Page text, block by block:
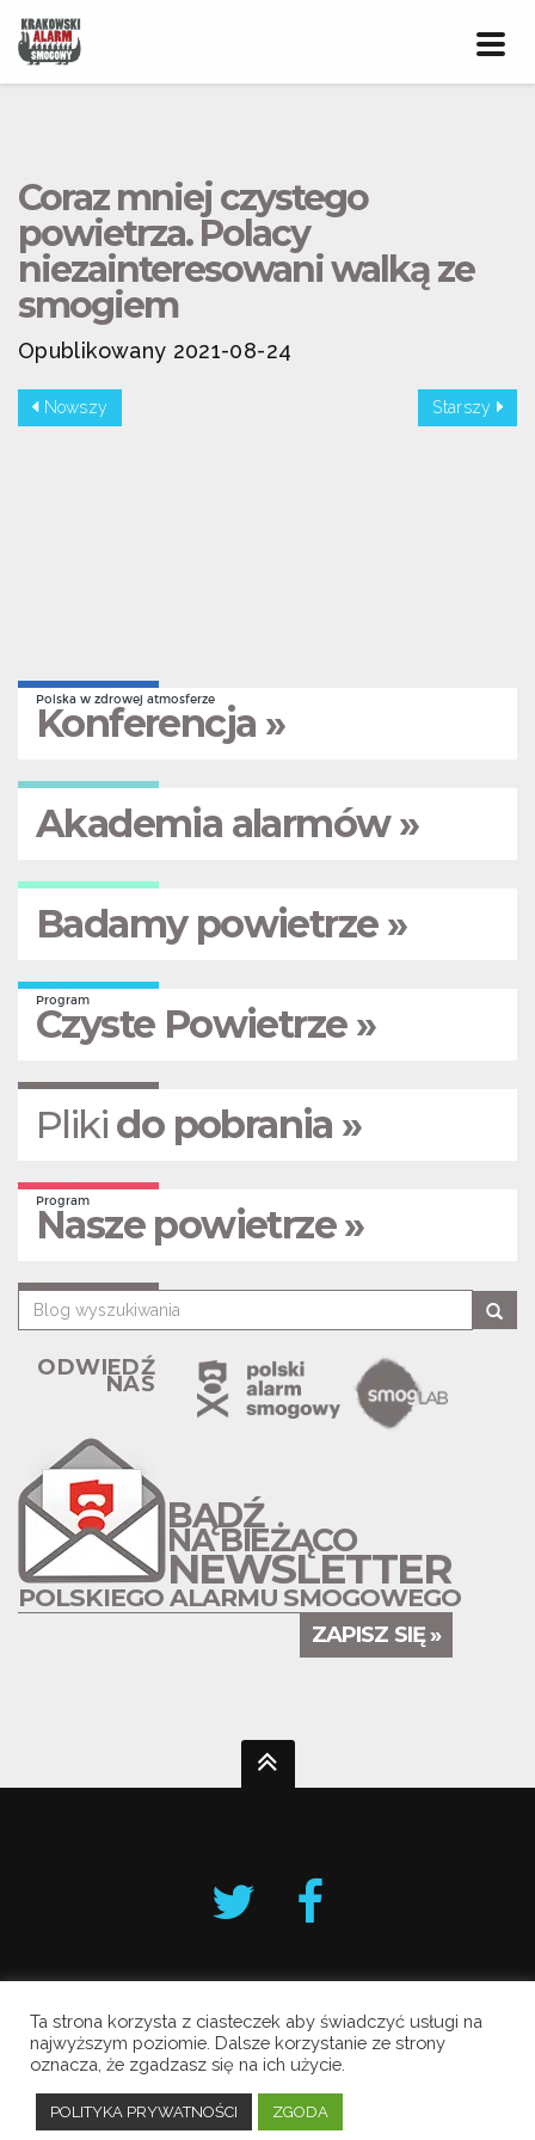
Coraz mniej czystego
powietrza. Polacy
niezainteresowani walką ze
smogiem
Opublikowany 2021-08-24
Nowszy Starszy
Polska w zdrowej atmosferze
Konferencja »
Akademia alarmów »
Badamy powietrze »
Program
Czyste Powietrze »
Pliki do pobrania »
Program
Nasze powietrze »
ODWIEDŹ
NAS
BĄDŹ
NA BIEŻĄCO
NEWSLETTER
POLSKIEGO ALARMU SMOGOWEGO
ZAPISZ SIĘ »
Krakowski Alarm Smogowy
Copyright © 2019 All Rights Reserved.
Polityka prywatności
Ta strona korzysta z ciasteczek aby świadczyć usługi na
najwyższym poziomie. Dalsze korzystanie ze strony
oznacza, że zgadzasz się na ich użycie.
POLITYKA PRYWATNOŚCI ZGODA